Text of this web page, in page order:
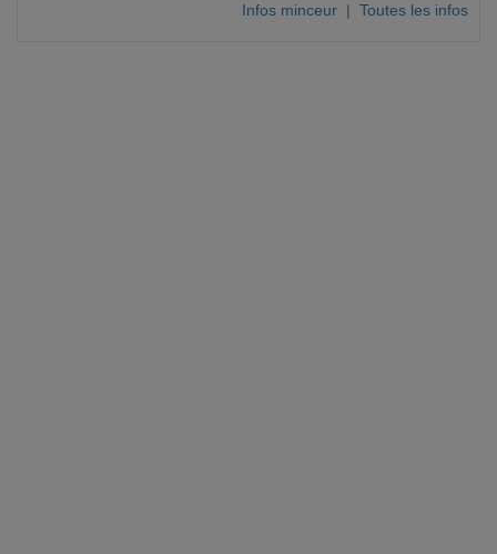
Infos minceur | Toutes les infos